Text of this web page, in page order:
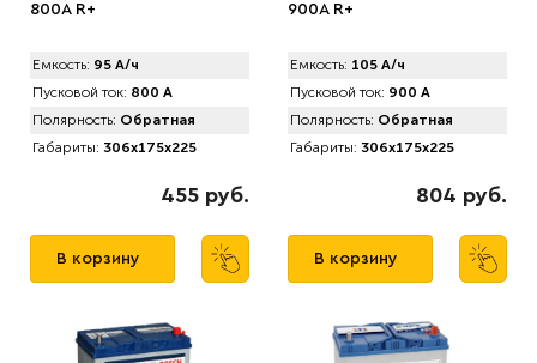
800А R+
Емкость: 95 А/ч
Пусковой ток: 800 А
Полярность: Обратная
Габариты: 306x175x225
455 руб.
В корзину
900A R+
Емкость: 105 А/ч
Пусковой ток: 900 А
Полярность: Обратная
Габариты: 306x175x225
804 руб.
В корзину